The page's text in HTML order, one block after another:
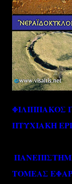
ΦΙΛΙΠΠΑΚΟΣ
ΠΤΥΧΙΑΚΗ
ΤΟΜΕΑΣ